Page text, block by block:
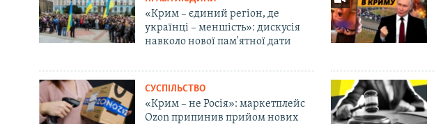
«Крим – єдиний регіон, де
українці – меншість»: дискусія
навколо нової пам'ятної дати
СУСПІЛЬСТВО
«Крим – не Росія»: маркетплейс
Ozon припинив прийом нових